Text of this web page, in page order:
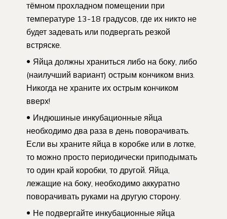
тёмном прохладном помещении при
температуре 13-18 градусов, где их никто не
будет задевать или подвергать резкой
встряске.
Яйца должны храниться либо на боку, либо
(наилучший вариант) острым кончиком вниз.
Никогда не храните их острым кончиком
вверх!
Индюшиные инкубационные яйца
необходимо два раза в день поворачивать.
Если вы храните яйца в коробке или в лотке,
то можно просто периодически приподымать
то один край коробки, то другой. Яйца,
лежащие на боку, необходимо аккуратно
поворачивать руками на другую сторону.
Не подвергайте инкубационные яйца